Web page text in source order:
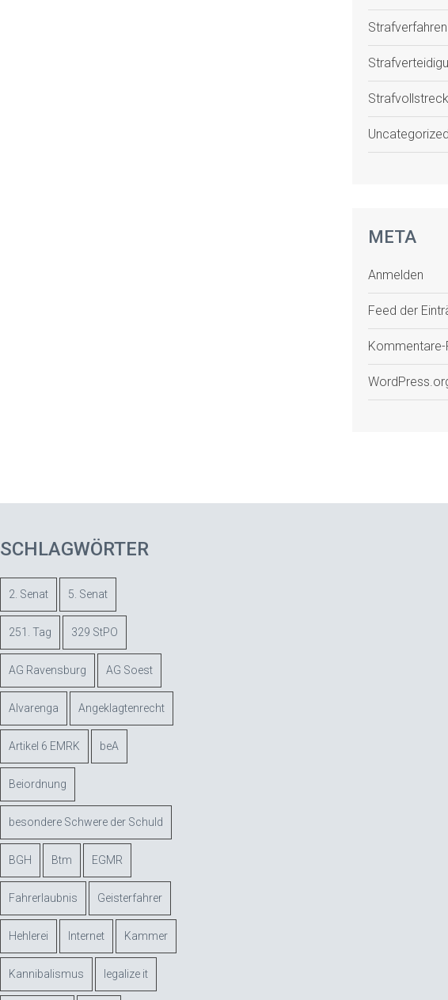
Strafverfahren
Uncategorized
META
Anmelden
Feed der
Kommentare-
SCHLAGWÖRTER
2. Senat 5. Senat
251. Tag 329 StPO
AG Ravensburg AG Soest
Alvarenga Angeklagtenrecht
Artikel 6 EMRK beA
Beiordnung
besondere Schwere der Schuld
BGH Btm EGMR
Fahrerlaubnis Geisterfahrer
Hehlerei Internet Kammer
Kannibalismus legalize it